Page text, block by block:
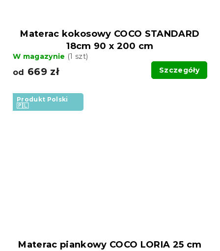
Materac kokosowy COCO STANDARD
18cm 90 x 200 cm
W magazynie (1 szt)
od 669 zł Szczegóły
Produkt Polski
🇵🇱
Materac piankowy COCO LORIA 25 cm